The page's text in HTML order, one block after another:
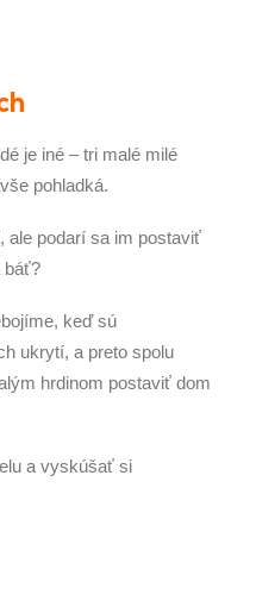
je iné – tri malé milé
pohladká.
ale podarí sa im postaviť
báť?
keď sú
ukrytí, a preto spolu
hrdinom postaviť dom
a vyskúšať si